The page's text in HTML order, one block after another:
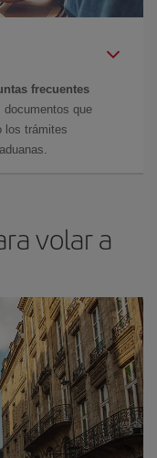
frecuentes
que
los trámites
volar a